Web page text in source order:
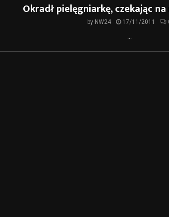
Okradł pielęgniarkę, czekając
by NW24 17/11/2011